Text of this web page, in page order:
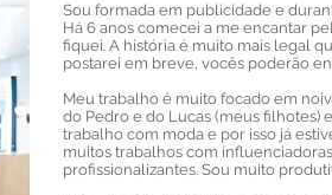
Sou formada em publicidade e
Há 6 anos comecei a me encantar
fiquei. A história é muito mais legal
postarei em breve, vocês poderão
Meu trabalho é muito focado em
do Pedro e do Lucas (meus filhotes)
trabalho com moda e por isso já
muitos trabalhos com
profissionalizantes. Sou muito